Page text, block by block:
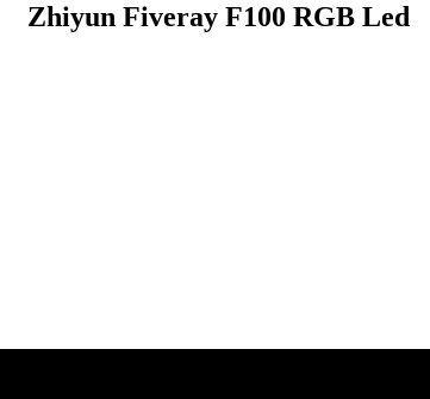
Zhiyun Fiveray F100 RGB Led